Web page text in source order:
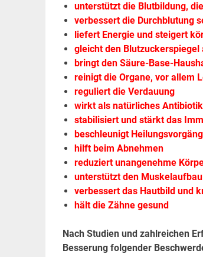
unterstützt die Blutbildung,
verbessert die Durchblutung
liefert Energie und steigert
gleicht den Blutzuckerspiegel
bringt den Säure-Base-
reinigt die Organe, vor allem
reguliert die Verdauung
wirkt als natürliches
stabilisiert und stärkt das
beschleunigt
hilft beim Abnehmen
reduziert unangenehme
unterstützt den Muskelaufbau
verbessert das Hautbild und
hält die Zähne gesund
Nach Studien und zahlreichen
Besserung folgender